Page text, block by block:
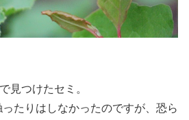
見つけたセミ。
たりはしなかったのですが、恐ら